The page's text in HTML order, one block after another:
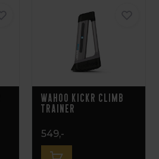
Wahoo KICKR Climb
Trainer
549,-